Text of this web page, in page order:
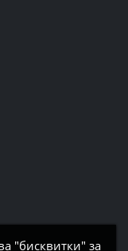
"бисквитки" за